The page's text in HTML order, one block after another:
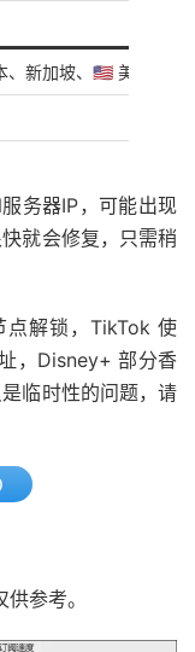
新加坡、🇺🇸 美国
务器IP，可能出现
就会修复，只需稍
解锁，TikTok 使
，Disney+ 部分香
临时性的问题，请
参考。